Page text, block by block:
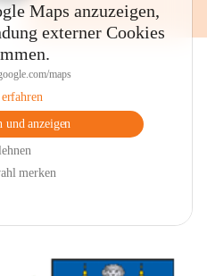
Maps anzuzeigen,
externer Cookies
maps
und anzeigen
merken